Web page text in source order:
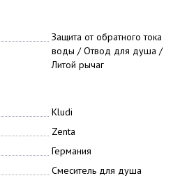
Защита от обратного тока
воды / Отвод для душа /
Литой рычаг
Kludi
Zenta
Германия
Смеситель для душа